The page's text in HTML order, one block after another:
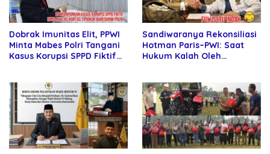
Dobrak Imunitas Elit, PPWI
Minta Mabes Polri Tangani
Kasus Korupsi SPPD Fiktif
Sandiwaranya Rekonsiliasi
Hotman Paris–PWI: Saat
Hukum Kalah Oleh